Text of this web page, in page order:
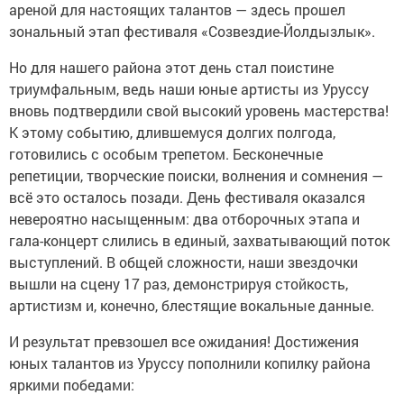
ареной для настоящих талантов — здесь прошел
зональный этап фестиваля «Созвездие-Йолдызлык».
Но для нашего района этот день стал поистине
триумфальным, ведь наши юные артисты из Уруссу
вновь подтвердили свой высокий уровень мастерства!
К этому событию, длившемуся долгих полгода,
готовились с особым трепетом. Бесконечные
репетиции, творческие поиски, волнения и сомнения —
всё это осталось позади. День фестиваля оказался
невероятно насыщенным: два отборочных этапа и
гала-концерт слились в единый, захватывающий поток
выступлений. В общей сложности, наши звездочки
вышли на сцену 17 раз, демонстрируя стойкость,
артистизм и, конечно, блестящие вокальные данные.
И результат превзошел все ожидания! Достижения
юных талантов из Уруссу пополнили копилку района
яркими победами: